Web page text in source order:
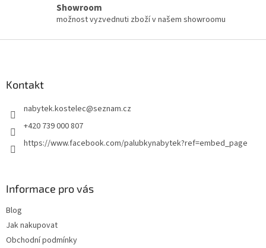
Showroom
možnost vyzvednuti zboží v našem showroomu
Kontakt
nabytek.kostelec@seznam.cz
+420 739 000 807
https://www.facebook.com/palubkynabytek?ref=embed_page
Informace pro vás
Blog
Jak nakupovat
Obchodní podmínky